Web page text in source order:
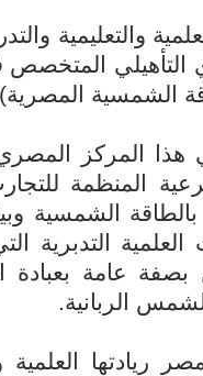
والتعليمية
التأهيلي
الشمسية
هذا المركز
المنظمة
بالطاقة الشمسية
التدبرية
عامة بعبادة
الربانية.
ريادتها